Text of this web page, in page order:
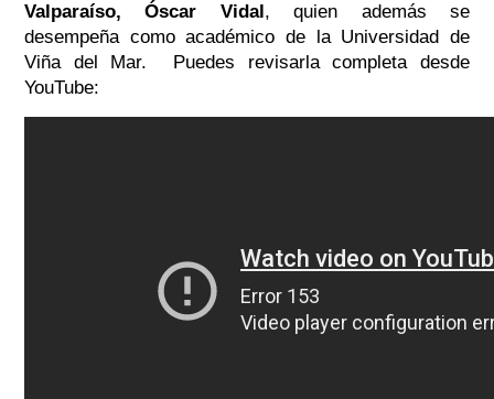
Valparaíso,Óscar Vidal , quien además se
desempeña como académico de la Universidad de
Viña del Mar. Puedes revisarla completa desde
YouTube: